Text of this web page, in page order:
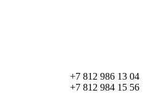
+7 812 986 13 04
+7 812 984 15 56